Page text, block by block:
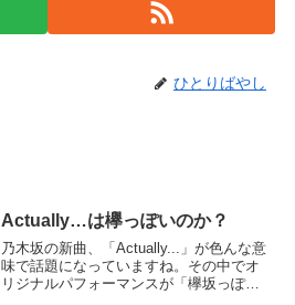
ひとりばやし
Actually…は欅っぽいのか？
乃木坂の新曲、「Actually...」が色んな意
味で話題になっていますね。その中でオ
リジナルパフォーマンスが「欅坂っぽい